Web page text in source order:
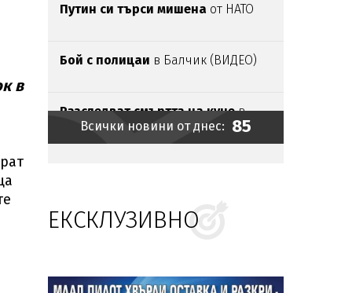
в
Путин си търси мишена от НАТО
Бой с полицаи в Балчик (ВИДЕО)
Разследват смъртта на кучев
Ловеч
мехлеми
Най-много бира се пие в Добрич,
София е шеста
тайникана бус
Всички новини от днес: 85
ЕКСКЛУЗИВНО